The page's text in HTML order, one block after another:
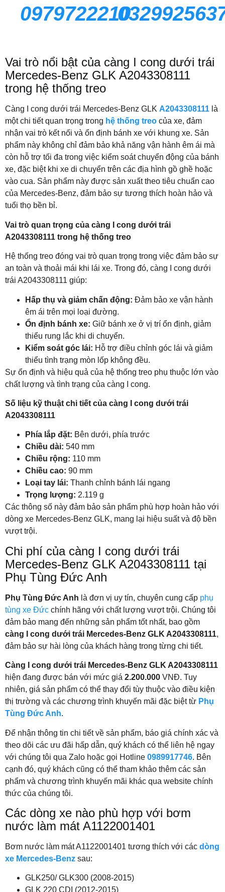
0979722210
Vai trò nổi bật của càng I cong dưới trái
Mercedes-Benz GLK A2043308111
trong hệ thống treo
Càng I cong dưới trái Mercedes-Benz GLK A2043308111 là
một chi tiết quan trọng trong hệ thống treo của xe, đảm
nhận vai trò kết nối và ổn định bánh xe với khung xe. Sản
phẩm này không chỉ đảm bảo khả năng vận hành êm ái mà
còn hỗ trợ tối đa trong việc kiểm soát chuyển động của bánh
xe, đặc biệt khi xe di chuyển trên các địa hình gồ ghề hoặc
vào cua. Sản phẩm này được sản xuất theo tiêu chuẩn cao
của Mercedes-Benz, đảm bảo sự tương thích hoàn hảo và
tuổi thọ bền bỉ.
Vai trò quan trọng của càng I cong dưới trái
A2043308111 trong hệ thống treo
Hệ thống treo đóng vai trò quan trọng trong việc đảm bảo sự
an toàn và thoải mái khi lái xe. Trong đó, càng I cong dưới
trái A2043308111 giúp:
Hấp thụ và giảm chấn động: Đảm bảo xe vận hành
êm ái trên mọi loại đường.
Ổn định bánh xe: Giữ bánh xe ở vị trí ổn định, giảm
thiểu rung lắc khi di chuyển.
Kiểm soát góc lái: Hỗ trợ điều chỉnh góc lái và giảm
thiểu tình trạng mòn lốp không đều.
Sự ổn định và hiệu quả của hệ thống treo phụ thuộc lớn vào
chất lượng và tình trạng của càng I cong.
Số liệu kỹ thuật chi tiết của càng I cong dưới trái
A2043308111
Phía lắp đặt: Bên dưới, phía trước
Chiều dài: 540 mm
Chiều rộng: 110 mm
Chiều cao: 90 mm
Loại tay lái: Thanh chỉnh bánh lái ngang
Trọng lượng: 2.119 g
Các thông số này đảm bảo sản phẩm phù hợp hoàn hảo với
dòng xe Mercedes-Benz GLK, mang lại hiệu suất và độ bền
vượt trội.
Chi phí của càng I cong dưới trái
Mercedes-Benz GLK A2043308111 tại
Phụ Tùng Đức Anh
Phụ Tùng Đức Anh là đơn vị uy tín, chuyên cung cấp phụ
tùng xe Đức chính hãng với chất lượng vượt trội. Chúng tôi
đảm bảo mang đến những sản phẩm tốt nhất, bao gồm
càng I cong dưới trái Mercedes-Benz GLK A2043308111,
đảm bảo sự hài lòng của khách hàng trong từng chi tiết.
Càng I cong dưới trái Mercedes-Benz GLK A2043308111
hiện đang được bán với mức giá 2.200.000 VNĐ. Tuy
nhiên, giá sản phẩm có thể thay đổi tùy thuộc vào điều kiện
thị trường và các chương trình khuyến mãi đặc biệt từ Phụ
Tùng Đức Anh.
Để nhận thông tin chi tiết về sản phẩm, báo giá chính xác và
theo dõi các ưu đãi hấp dẫn, quý khách có thể liên hệ ngay
với chúng tôi qua Zalo hoặc gọi Hotline 0989917746. Bên
cạnh đó, quý khách cũng có thể tham khảo thêm các sản
phẩm và chương trình khuyến mãi khác qua website chính
thức của chúng tôi.
Các dòng xe nào phù hợp với bơm
nước làm mát A1122001401
Bơm nước làm mát A1122001401 tương thích với các dòng
xe Mercedes-Benz sau:
GLK250/ GLK300 (2008-2015)
GLK 220 CDI (2012-2015)